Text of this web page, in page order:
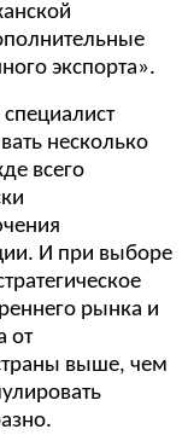
экспорта».
несколько
всего
И при выборе
рынка и
от
выше, чем